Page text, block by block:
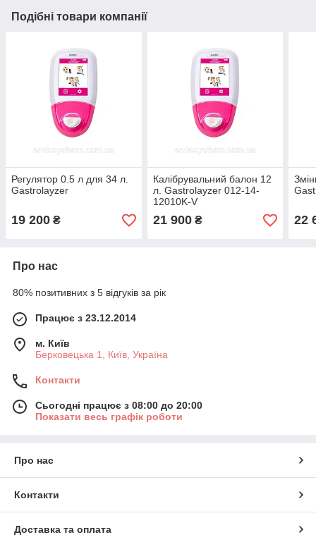
Подібні товари компанії
Регулятор 0.5 л для 34 л.
Gastrolayzer
19 200 ₴
Калібрувальний балон 12
л. Gastrolayzer 012-14-
12010K-V
21 900₴ 22
Про нас
80% позитивних з 5 відгуків за рік
Працює з 23.12.2014
м. Київ
Берковецька 1, Київ, Україна
Контакти
Сьогодні працює з 08:00 до 20:00
Показати весь графік роботи
Про нас
Контакти
Доставка та оплата